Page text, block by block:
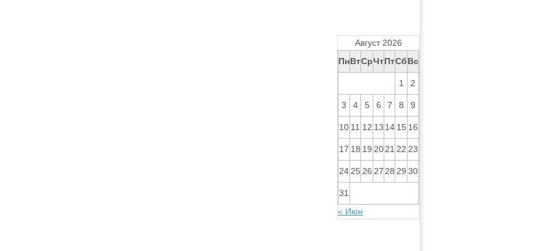
Август 2026
ПнВтСрЧтПтСбВс
1 2
3 4 5 6 7 8 9
10 11 12 13 14 15 16
17 18 19 20 21 22 23
24 25 26 27 28 29 30
31
« Июн